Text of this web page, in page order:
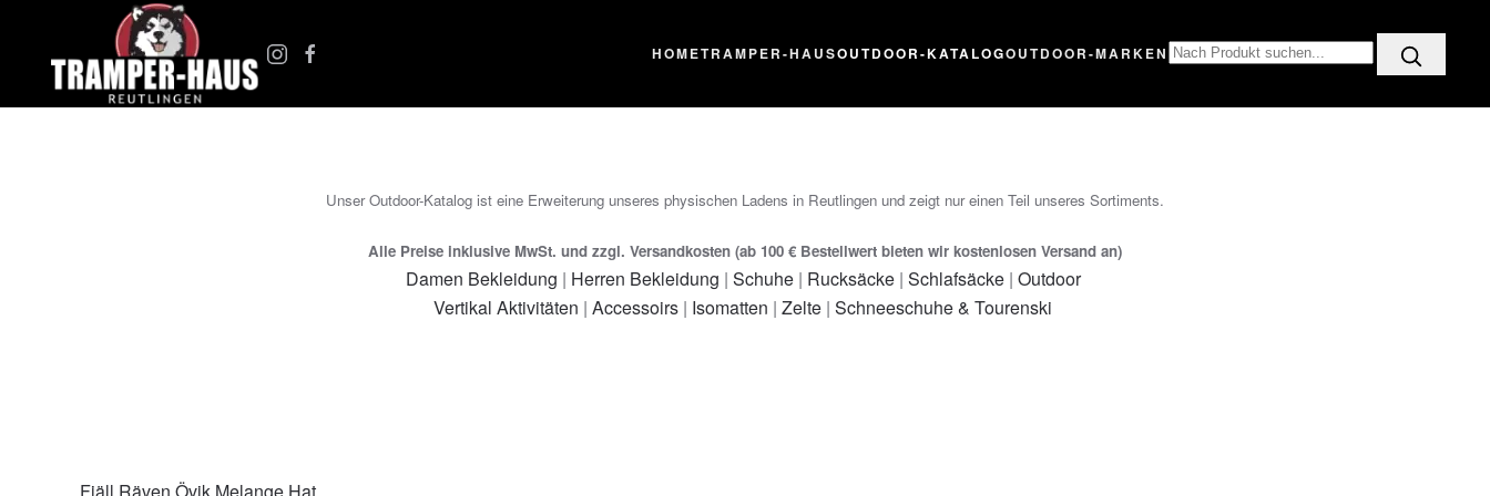
Zum Hauptinhalt springen HOMETRAMPER-HAUSOUTDOOR-KATALOGOUTDOOR-MARKEN
Unser Outdoor-Katalog ist eine Erweiterung unseres physischen Ladens in Reutlingen und zeigt nur einen Teil unseres Sortiments.
Alle Preise inklusive MwSt. und zzgl. Versandkosten (ab 100 € Bestellwert bieten wir kostenlosen Versand an)
Damen Bekleidung | Herren Bekleidung | Schuhe| Rucksäcke| Schlafsäcke| Outdoor
Vertikal Aktivitäten | Accessoirs | Isomatten | Zelte | Schneeschuhe & Tourenski